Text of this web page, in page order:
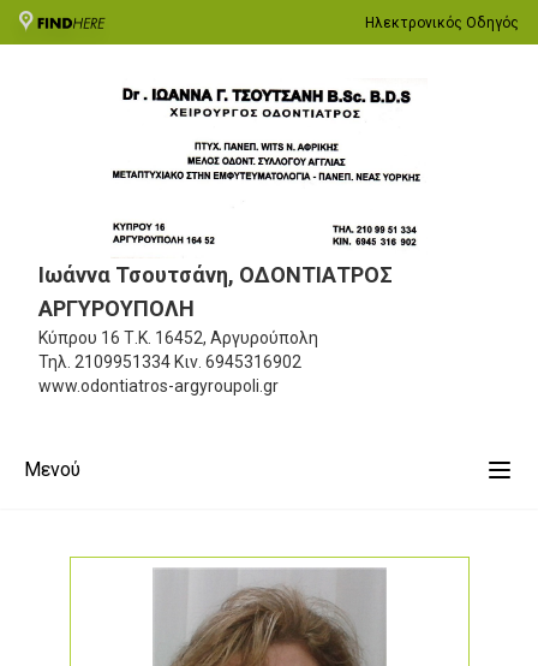
Ηλεκτρονικός Οδηγός
Ιωάννα Τσουτσάνη, ΟΔΟΝΤΙΑΤΡΟΣ
ΑΡΓΥΡΟΥΠΟΛΗ
Κύπρου 16 Τ.Κ. 16452, Αργυρούπολη
Τηλ. 2109951334 Κιν. 6945316902
www.odontiatros-argyroupoli.gr
Μενού